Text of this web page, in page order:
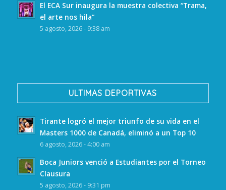
El ECA Sur inaugura la muestra colectiva “Trama,
el arte nos hila”
5 agosto, 2026 - 9:38 am
ULTIMAS DEPORTIVAS
Tirante logró el mejor triunfo de su vida en el
Masters 1000 de Canadá, eliminó a un Top 10
6 agosto, 2026 - 4:00 am
Boca Juniors venció a Estudiantes por el Torneo
Clausura
5 agosto, 2026 - 9:31 pm